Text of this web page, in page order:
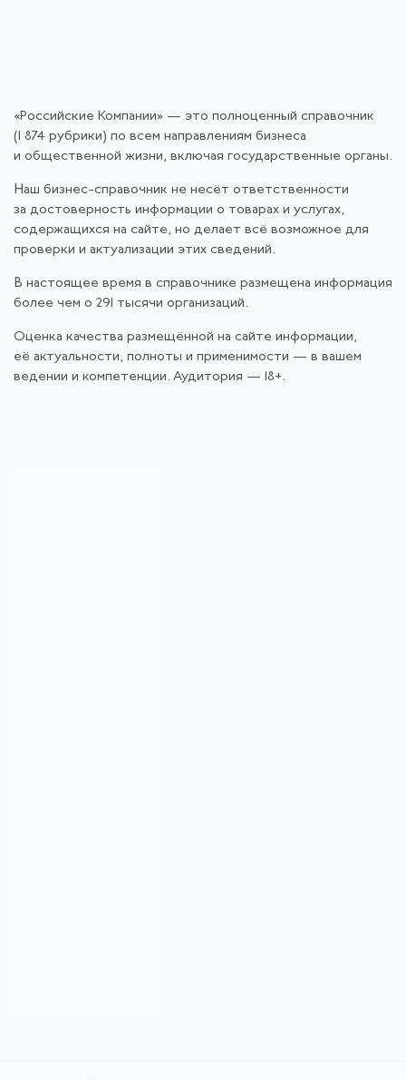
«Российские Компании» — это полноценный справочник
(1 874 рубрики) по всем направлениям бизнеса
и общественной жизни, включая государственные органы.
Наш бизнес-справочник не несёт ответственности
за достоверность информации о товарах и услугах,
содержащихся на сайте, но делает всё возможное для
проверки и актуализации этих сведений.
В настоящее время в справочнике размещена информация
более чем о 291 тысячи организаций.
Оценка качества размещённой на сайте информации,
её актуальности, полноты и применимости — в вашем
ведении и компетенции. Аудитория — 18+.